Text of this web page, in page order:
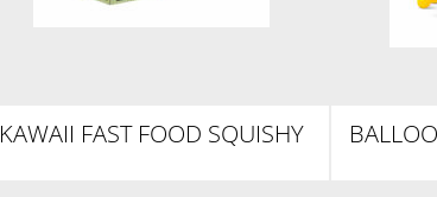
KAWAII FAST FOOD SQUISHY